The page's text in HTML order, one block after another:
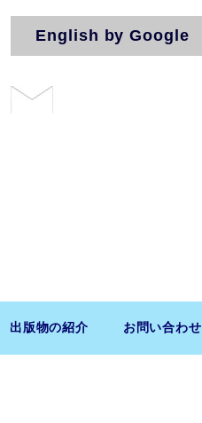
English by Google
出版物の紹介 お問い合わせ